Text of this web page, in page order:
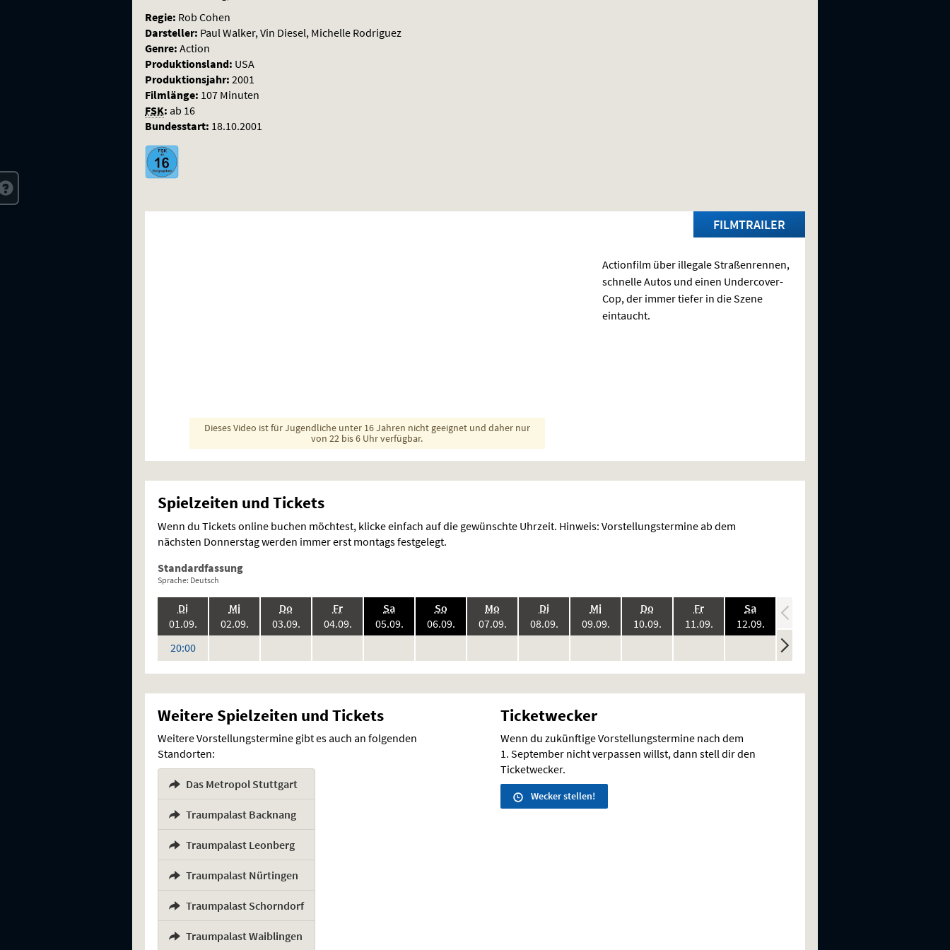
Regie: Rob Cohen
Darsteller: Paul Walker, Vin Diesel, Michelle Rodriguez
Genre: Action
Produktionsland: USA
Produktionsjahr: 2001
Filmlänge: 107 Minuten
FSK: ab 16
Bundesstart: 18.10.2001
FILMTRAILER
Dieses Video ist für Jugendliche unter 16 Jahren nicht geeignet und daher nur
von 22 bis 6 Uhr verfügbar.
Actionfilm über illegale Straßenrennen,
schnelle Autos und einen Undercover-
Cop, der immer tiefer in die Szene
eintaucht.
Spielzeiten und Tickets
Wenn du Tickets online buchen möchtest, klicke einfach auf die gewünschte Uhrzeit. Hinweis: Vorstellungstermine ab dem
nächsten Donnerstag werden immer erst montags festgelegt.
Standardfassung
Sprache: Deutsch
Di.,
01.09.2026:
20:00Uhr
Mi.,
02.09.2026:
Vorstellungen
Do
03.09.2026:
Vorstellungen
Fr.,
04.09.2026:
Vorstellungen
Sa.,
05.09.2026:
Vorstellungen
So.,
06.09.2026:
Vorstellungen
Mo
07.09.2026:
Vorstellungen
Di.,
08.09.2026:
Vorstellungen
Mi.,
09.09.2026:
Vorstellungen
Do
10.09.2026:
Vorstellungen
Fr.,
11.09.2026:
Vorstellungen
Sa.,
12.09.2026:
Vorstellungen
13.09.
keine
Vorstellungen
Weitere Spielzeiten und Tickets
Weitere Vorstellungstermine gibt es auch an folgenden
Standorten:
Das Metropol Stuttgart
Traumpalast Backnang
Traumpalast Leonberg
Traumpalast Nürtingen
Traumpalast Schorndorf
Traumpalast Waiblingen
Ticketwecker
Wenn du zukünftige Vorstellungstermine nach dem
1. September nicht verpassen willst, dann stell dir den
Ticketwecker.
Wecker stellen!